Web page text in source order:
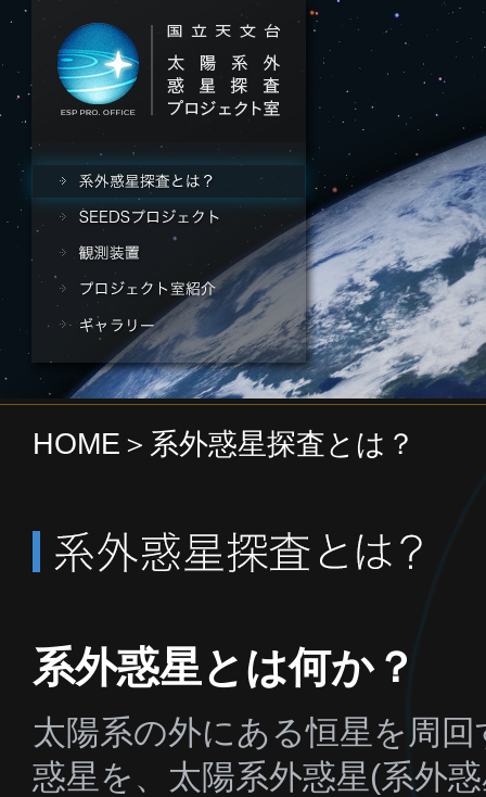
HOME ＞系外惑星探査とは？
系外惑星とは何か？
太陽系の外にある恒星を周回
惑星を、太陽系外惑星(系外